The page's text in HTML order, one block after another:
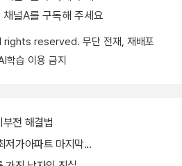
널A를 구독해 주세요
reserved. 무단 전재, 재배포
학습 이용 금지